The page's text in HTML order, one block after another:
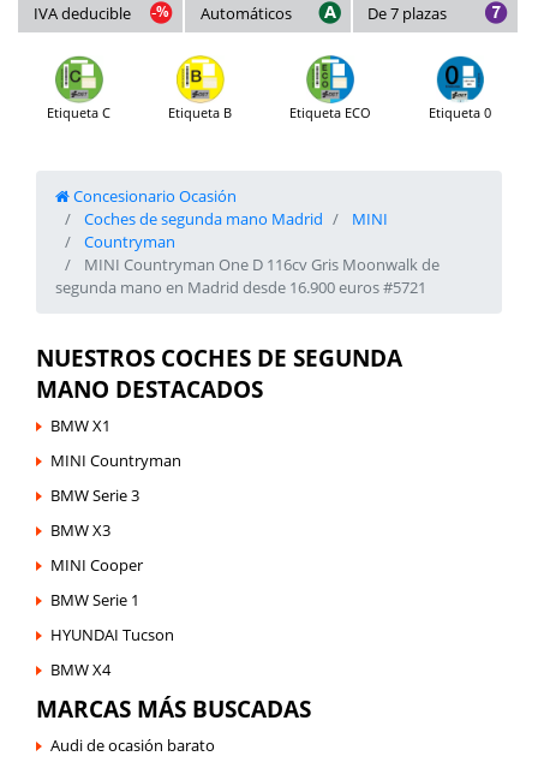
IVA deducible Automáticos De 7 plazas
Etiqueta C Etiqueta B Etiqueta ECO Etiqueta 0
Concesionario Ocasión
Coches de segunda mano Madrid
MINI
Countryman
MINI Countryman One D 116cv Gris Moonwalk de
segunda mano en Madrid desde 16.900 euros #5721
NUESTROS COCHES DE SEGUNDA
MANO DESTACADOS
BMW X1
MINI Countryman
BMW Serie 3
BMW X3
MINI Cooper
BMW Serie 1
HYUNDAI Tucson
BMW X4
MARCAS MÁS BUSCADAS
Audi de ocasión barato